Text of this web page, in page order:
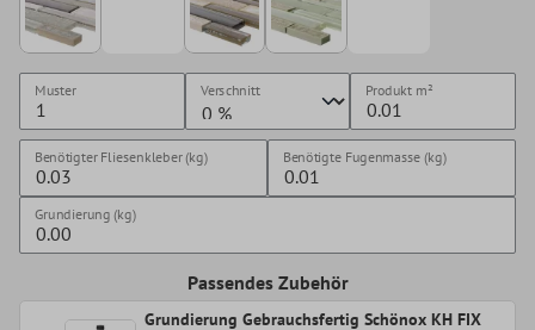
Muster Verschnitt Produkt m²
Benötigter Fliesenkleber (kg) Benötigte Fugenmasse (kg)
Grundierung (kg)
Passendes Zubehör
Grundierung Gebrauchsfertig Schönox KH FIX